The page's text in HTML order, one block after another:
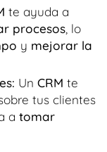
te ayuda a
procesos , lo
y mejorar la
Un CRM te
tus clientes
a tomar